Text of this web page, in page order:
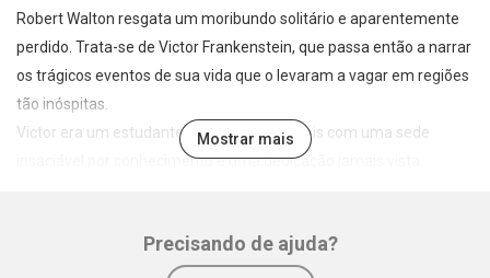
Robert Walton resgata um moribundo solitário e aparentemente
perdido. Trata-se de Victor Frankenstein, que passa então a narrar
os trágicos eventos de sua vida que o levaram a vagar em regiões
tão inóspitas.
Victor era um estudante de ciências naturais com uma sede
insaciável por conhecimento e uma dedicação jamais vista.
invisível. Movido por essa ambição, ele decidiu pôr em prática o
Mostrar mais
Precisando de ajuda?